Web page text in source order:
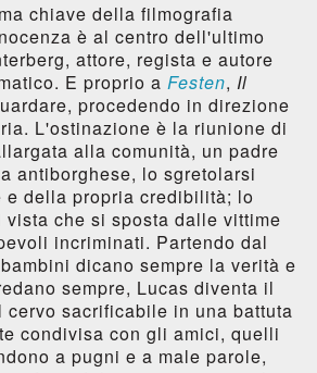
chiave della filmografia
è al centro dell'ultimo
attore, regista e autore
E proprio a Festen, Il
procedendo in direzione
L'ostinazione è la riunione di
alla comunità, un padre
antiborghese, lo sgretolarsi
e della propria credibilità; lo
che si sposta dalle vittime
incriminati. Partendo dal
dicano sempre la verità e
sempre, Lucas diventa il
sacrificabile in una battuta
condivisa con gli amici, quelli
a pugni e a male parole,